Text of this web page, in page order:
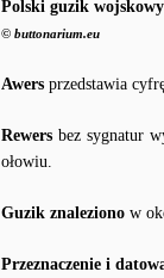
Polski guzik wojskowy
© buttonarium.eu
Awers przedstawia
Rewers bez sygnatur
ołowiu.
Guzik znaleziono w
Przeznaczenie i